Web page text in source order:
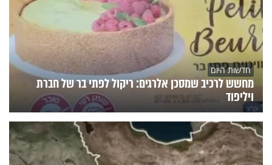
חדשות היום
מחשש לרכיב שמסכן אלרגים: ריקול לפתי בר של חברת
ויליפוד